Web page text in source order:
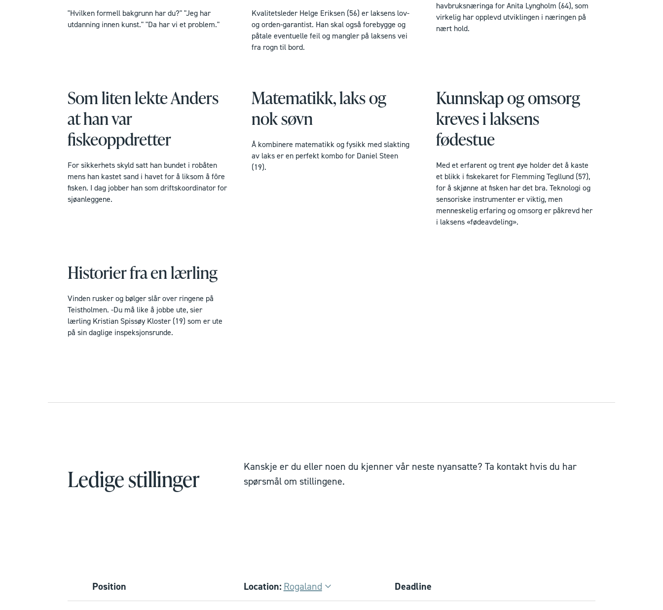
"Hvilken formell bakgrunn har du?" "Jeg har
utdanning innen kunst." "Da har vi et problem."
Kvalitetsleder Helge Eriksen (56) er laksens lov-
og orden-garantist. Han skal også forebygge og
påtale eventuelle feil og mangler på laksens vei
fra rogn til bord.
havbruksnæringa for Anita Lyngholm (64), som
virkelig har opplevd utviklingen i næringen på
nært hold.
Som liten lekte Anders
at han var
fiskeoppdretter
For sikkerhets skyld satt han bundet i robåten
mens han kastet sand i havet for å liksom å fôre
fisken. I dag jobber han som driftskoordinator for
sjøanleggene.
Matematikk, laks og
nok søvn
Å kombinere matematikk og fysikk med slakting
av laks er en perfekt kombo for Daniel Steen
(19).
Kunnskap og omsorg
kreves i laksens
fødestue
Med et erfarent og trent øye holder det å kaste
et blikk i fiskekaret for Flemming Tegllund (57),
for å skjønne at fisken har det bra. Teknologi og
sensoriske instrumenter er viktig, men
menneskelig erfaring og omsorg er påkrevd her
i laksens «fødeavdeling».
Historier fra en lærling
Vinden rusker og bølger slår over ringene på
Teistholmen. -Du må like å jobbe ute, sier
lærling Kristian Spissøy Kloster (19) som er ute
på sin daglige inspeksjonsrunde.
Ledige stillinger
Kanskje er du eller noen du kjenner vår neste nyansatte? Ta kontakt hvis du har
spørsmål om stillingene.
Position Location: Rogaland Deadline